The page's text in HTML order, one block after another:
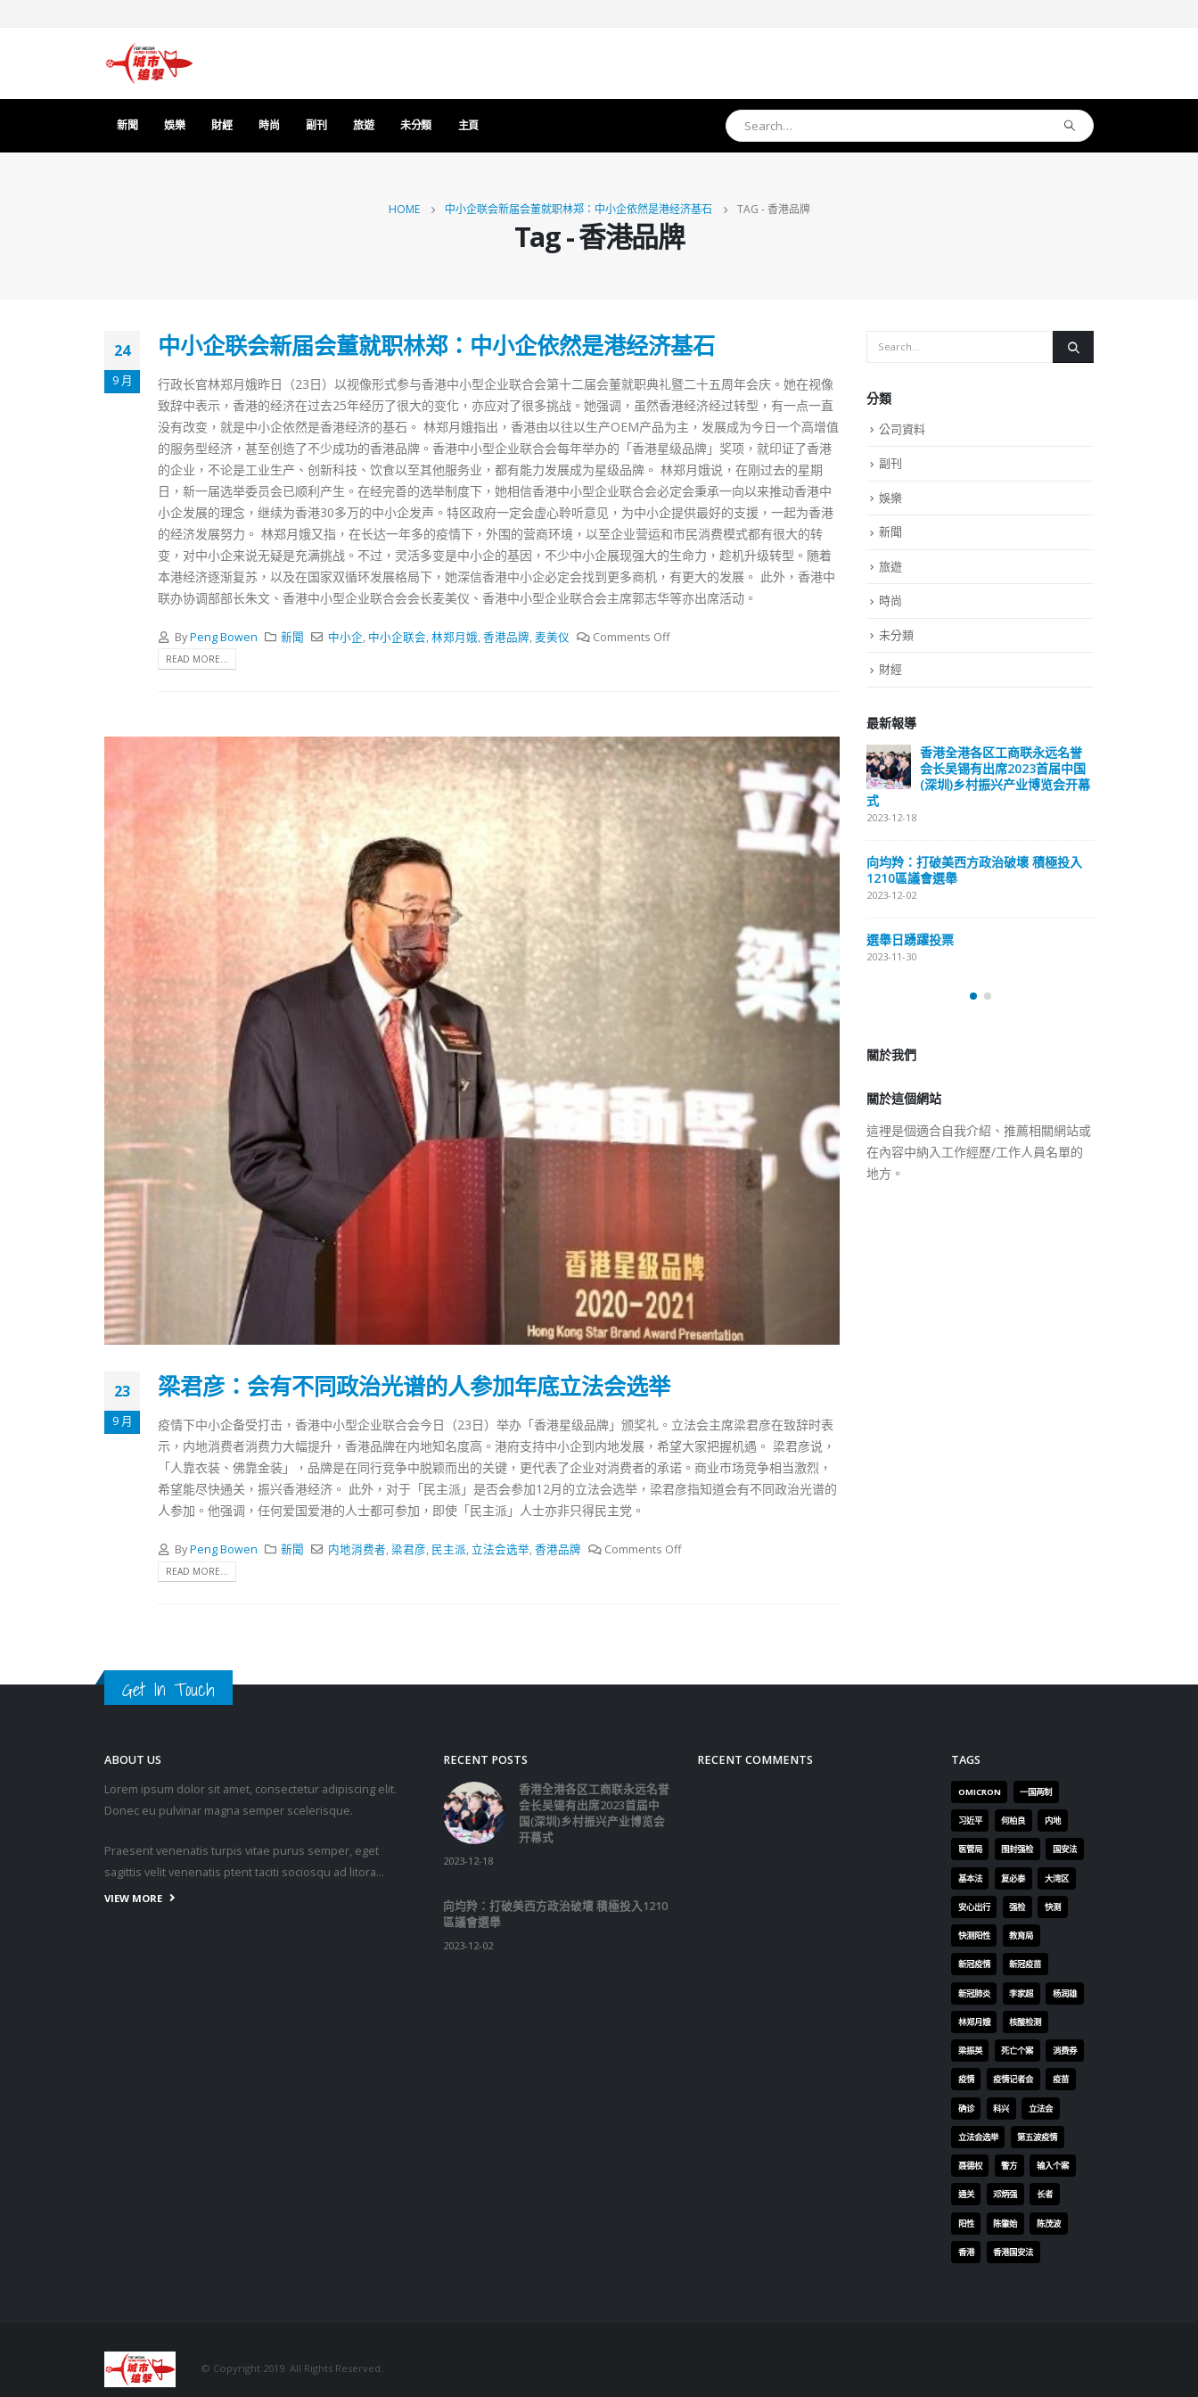
新聞 娛樂 財經 時尚 副刊 旅遊 未分類 主頁
HOME 中小企联会新届会董就职林郑：中小企依然是港经济基石 TAG -香港品牌
Tag - 香港品牌
24
9 月
中小企联会新届会董就职林郑：中小企依然是港经济基石
行政长官林郑月娥昨日（23日）以视像形式参与香港中小型企业联合会第十二届会董就职典礼暨二十五周年会庆。她在视像
致辞中表示，香港的经济在过去25年经历了很大的变化，亦应对了很多挑战。她强调，虽然香港经济经过转型，有一点一直
没有改变，就是中小企依然是香港经济的基石。 林郑月娥指出，香港由以往以生产OEM产品为主，发展成为今日一个高增值
的服务型经济，甚至创造了不少成功的香港品牌。香港中小型企业联合会每年举办的「香港星级品牌」奖项，就印证了香港
的企业，不论是工业生产、创新科技、饮食以至其他服务业，都有能力发展成为星级品牌。 林郑月娥说，在刚过去的星期
日，新一届选举委员会已顺利产生。在经完善的选举制度下，她相信香港中小型企业联合会必定会秉承一向以来推动香港中
小企发展的理念，继续为香港30多万的中小企发声。特区政府一定会虚心聆听意见，为中小企提供最好的支援，一起为香港
的经济发展努力。 林郑月娥又指，在长达一年多的疫情下，外围的营商环境，以至企业营运和市民消费模式都有很大的转
变，对中小企来说无疑是充满挑战。不过，灵活多变是中小企的基因，不少中小企展现强大的生命力，趁机升级转型。随着
本港经济逐渐复苏，以及在国家双循环发展格局下，她深信香港中小企必定会找到更多商机，有更大的发展。 此外，香港中
联办协调部部长朱文、香港中小型企业联合会会长麦美仪、香港中小型企业联合会主席郭志华等亦出席活动。
ByPeng Bowen 新聞 中小企, 中小企联会,林郑月娥,香港品牌,麦美仪 Comments Off
READ MORE...
23
9 月
梁君彦：会有不同政治光谱的人参加年底立法会选举
疫情下中小企备受打击，香港中小型企业联合会今日（23日）举办「香港星级品牌」颁奖礼。立法会主席梁君彦在致辞时表
示，内地消费者消费力大幅提升，香港品牌在内地知名度高。港府支持中小企到内地发展，希望大家把握机遇。 梁君彦说，
「人靠衣装、佛靠金装」，品牌是在同行竞争中脱颖而出的关键，更代表了企业对消费者的承诺。商业市场竞争相当激烈，
希望能尽快通关，振兴香港经济。 此外，对于「民主派」是否会参加12月的立法会选举，梁君彦指知道会有不同政治光谱的
人参加。他强调，任何爱国爱港的人士都可参加，即使「民主派」人士亦非只得民主党。
ByPeng Bowen 新聞 内地消费者,梁君彦, 民主派, 立法会选举,香港品牌 Comments Off
READ MORE...
分類
公司資料
副刊
娛樂
新聞
旅遊
時尚
未分類
財經
最新報導
香港全港各区工商联永远名誉
会长吴锡有出席2023首届中国
(深圳)乡村振兴产业博览会开幕
向均羚：打破美西方政治破壞 積極投入
1210區議會選舉
2023-12-02
選舉日踴躍投票
2023-11-30
選舉日踴躍投票 文: 朱家健
2023-11-30
抹黑候選人涉選舉舞弊 文: 朱家健
香港公院探访明起无须预约一
图睇清最新安排
2023-01-31
香港全港各区工商联永远名誉
会长吴锡有出席2023首届中国
(深圳)乡村振兴产业博览会开幕
2023-12-18
向均羚：打破美西方政治破壞 積極投入
1210區議會選舉
選舉日踴躍投票
選舉日踴躍投票 文: 朱家健
2023-11-30
抹黑候選人涉選舉舞弊 文: 朱家健
這裡是個適合自我介紹、推薦相關網站或
在內容中納入工作經歷/工作人員名單的
地方。
Get In Touch
ABOUT US
Lorem ipsum dolor sit amet, consectetur adipiscing elit.
Donec eu pulvinar magna semper scelerisque.
Praesent venenatis turpis vitae purus semper, eget
sagittis velit venenatis ptent taciti sociosqu ad litora…
VIEW MORE
RECENT POSTS
香港全港各区工商联永远名誉
会长吴锡有出席2023首届中
国(深圳)乡村振兴产业博览会
开幕式
2023-12-18
向均羚：打破美西方政治破壞 積極投入1210
區議會選舉
2023-12-02
RECENT COMMENTS TAGS
OMICRON 一国两制
习近平 何柏良 内地
医管局 围封强检 国安法
基本法 复必泰 大湾区
安心出行 强检 快测
快测阳性 教育局
新冠疫情 新冠疫苗
新冠肺炎 李家超 杨润雄
林郑月娥 核酸检测
梁振英 死亡个案 消费券
疫情 疫情记者会 疫苗
确诊 科兴 立法会
立法会选举 第五波疫情
聂德权 警方 输入个案
通关 邓炳强 长者
阳性 陈肇始 陈茂波
香港 香港国安法
© Copyright 2019. All Rights Reserved.